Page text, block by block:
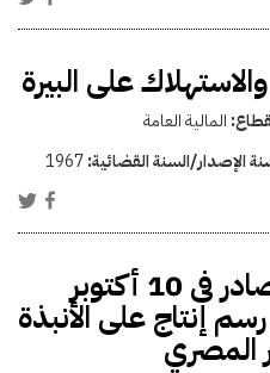
على البيرة
المالية العامة
الإصدار/السنة القضائية:1967
تعديل المرسوم الصادر فى 10 أكتوبر
رسم إنتاج على الأنبذة
المصري